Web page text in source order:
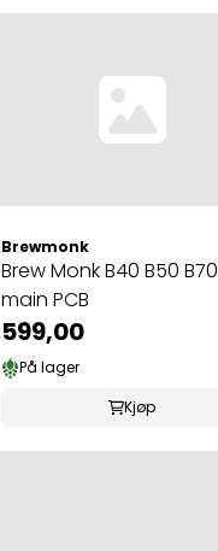
Brewmonk
Brew Monk B40 B50 B70
main PCB
599,00
På lager
Kjøp